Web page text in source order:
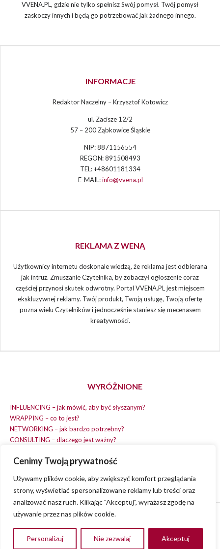
Cenimy Twoją prywatność
Używamy plików cookie, aby zwiększyć komfort przeglądania
strony, wyświetlać spersonalizowane reklamy lub treści oraz
analizować nasz ruch. Klikając "Akceptuj", wyrażasz zgodę na
używanie przez nas plików cookie.
Personalizuj Nie zezwalaj Akceptuj
VVENA.PL, gdzie nie tylko spełnisz Swój pomysł. Twój pomysł
zaskoczy innych i będą go potrzebować jak żadnego innego.
INFORMACJE
Redaktor Naczelny – Krzysztof Kotowicz
ul. Zacisze 12/2
57 – 200 Ząbkowice Śląskie
NIP: 8871156554
REGON: 891508493
TEL: +48601181334
E-MAIL:info@vvena.pl
REKLAMA Z WENĄ
Użytkownicy internetu doskonale wiedzą, że reklama jest odbierana
jak intruz. Zmuszanie Czytelnika, by zobaczył ogłoszenie coraz
częściej przynosi skutek odwrotny. Portal VVENA.PL jest miejscem
ekskluzywnej reklamy. Twój produkt, Twoją usługę, Twoją ofertę
pozna wielu Czytelników i jednocześnie staniesz się mecenasem
kreatywności.
WYRÓŻNIONE
INFLUENCING – jak mówić, aby być słyszanym?
WRAPPING – co to jest?
NETWORKING – jak bardzo potrzebny?
CONSULTING – dlaczego jest ważny?
EARNING – jak zarobić na dobrym pomyśle?
Polityka Prywatności